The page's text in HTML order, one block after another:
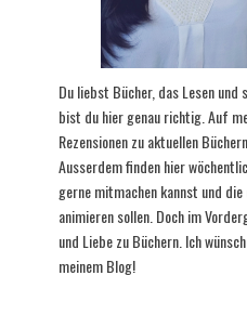
Du liebst Bücher, das Lesen
bist du hier genau richtig. Auf
Rezensionen zu aktuellen
Ausserdem finden hier
gerne mitmachen kannst und
animieren sollen. Doch im
und Liebe zu Büchern. Ich
meinem Blog!